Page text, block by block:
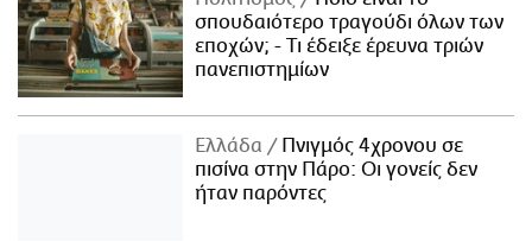
σπουδαιότερο τραγούδι όλων των
εποχών; - Τι έδειξε έρευνα τριών
πανεπιστημίων
Ελλάδα
Πνιγμός 4χρονου σε
πισίνα στην Πάρο: Οι γονείς δεν
ήταν παρόντες